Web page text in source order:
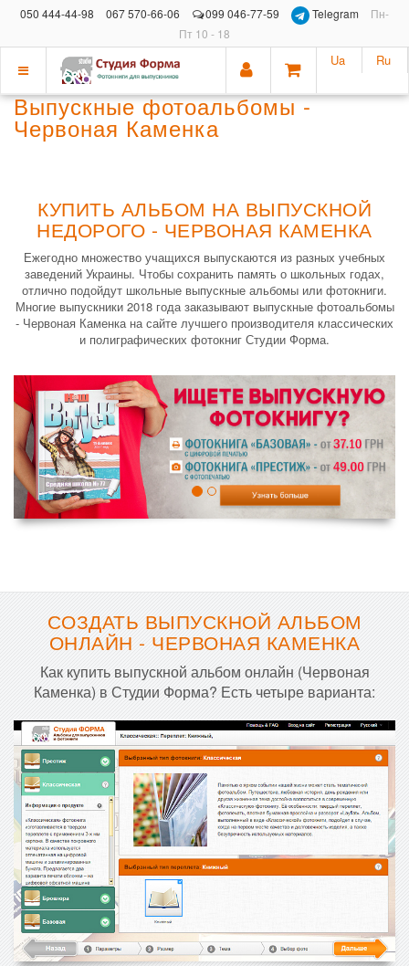
050 444-44-98 067 570-66-06 099 046-77-59 Telegram
Пн-
Пт 10 - 18
Показать
меню
Ua Ru
Выпускные фотоальбомы -
Червоная Каменка
КУПИТЬ АЛЬБОМ НА ВЫПУСКНОЙ
НЕДОРОГО - ЧЕРВОНАЯ КАМЕНКА
Ежегодно множество учащихся выпускаются из разных учебных
заведений Украины. Чтобы сохранить память о школьных годах,
отлично подойдут школьные выпускные альбомы или фотокниги.
Многие выпускники 2018 года заказывают выпускные фотоальбомы
- Червоная Каменка на сайте лучшего производителя классических
и полиграфических фотокниг Студии Форма.
СОЗДАТЬ ВЫПУСКНОЙ АЛЬБОМ
ОНЛАЙН - ЧЕРВОНАЯ КАМЕНКА
Как купить выпускной альбом онлайн (Червоная
Каменка) в Студии Форма? Есть четыре варианта: